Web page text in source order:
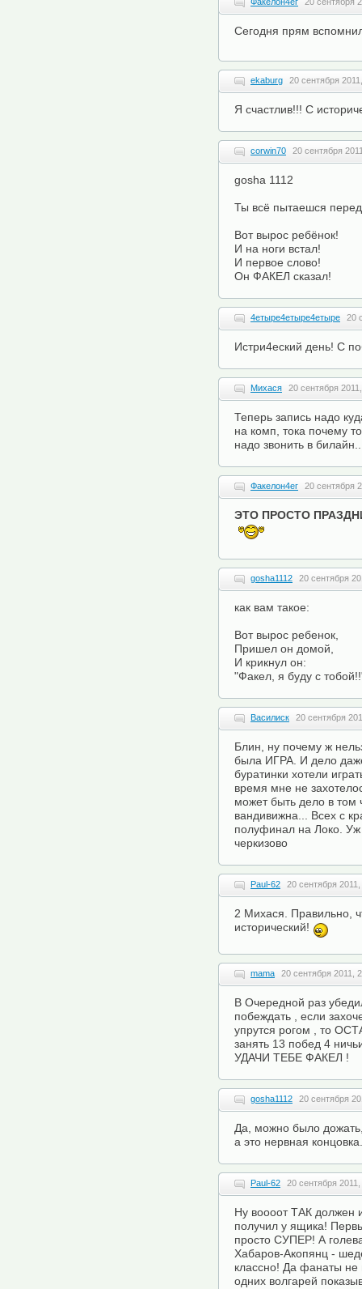
Сегодня прям
ekaburg 20 сентября
Я счастлив!!! С
corwin70 20 сентября
gosha 1112
Ты всё пытаешся
Вот вырос ребёнок!
И на ноги встал!
И первое слово!
Он ФАКЕЛ сказал!
4етыре4етыре4етыре 20
Истри4еский день! С
Михася 20 сентября
Теперь запись надо
на комп, тока почему
надо звонить в
Факелон4ег 20 сентября
ЭТО ПРОСТО
gosha1112 20 сентября
как вам такое:
Вот вырос ребенок,
Пришел он домой,
И крикнул он:
"Факел, я буду с
Василиск 20 сентября
Блин, ну почему ж
была ИГРА. И дело
буратинки хотели
время мне не
может быть дело в том
вандивижна... Всех с
полуфинал на Локо. Уж
черкизово
Paul-62 20 сентября
2 Михася. Правильно,
исторический!
mama 20 сентября 2011,
В Очередной раз
побеждать , если
упрутся рогом , то
занять 13 побед 4
УДАЧИ ТЕБЕ ФАКЕЛ !
gosha1112 20 сентября
Да, можно было дожать,
а это нервная концовка.
Paul-62 20 сентября
Ну воооот ТАК должен
получил у ящика!
просто СУПЕР! А
Хабаров-Акопянц -
классно! Да фанаты не
одних волгарей